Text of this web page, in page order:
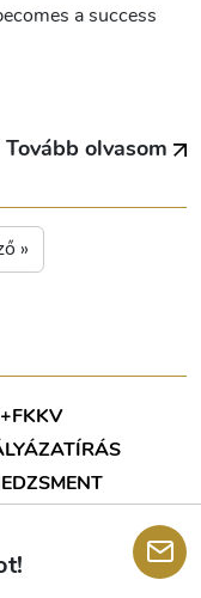
a success
Tovább olvasom
»
KKV